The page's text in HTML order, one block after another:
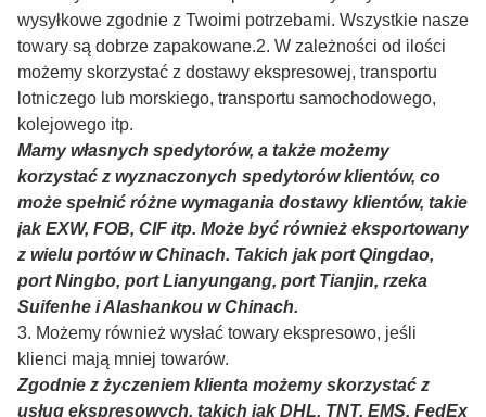
1.Aby lepiej zapewnić bezpieczeństwo Twoich
towarów, zostaną zapewnione profesjonalne, przyjazne
dla środowiska, wygodne i wydajne usługi pakowania.
Szczegóły: Nasze opakowania wykorzystują eksportowe
drewniane skrzynie, plastikowe pudełka, kartony lub
palety. Wszystkie opakowania są bardzo mocne,
drewniana skrzynia jest mocno związana, opakowanie jest
pokryte wodoodporną folią, aby zapobiec wodzie lub
uszkodzeniom podczas transportu. Przed pakowaniem
możemy również nakleić odpowiednie etykiety i znaki
wysyłkowe zgodnie z Twoimi potrzebami. Wszystkie nasze
towary są dobrze zapakowane.2. W zależności od ilości
możemy skorzystać z dostawy ekspresowej, transportu
lotniczego lub morskiego, transportu samochodowego,